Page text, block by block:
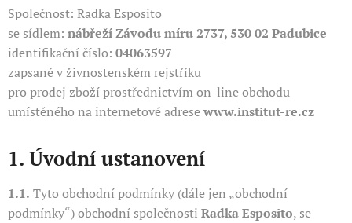
Společnost: Radka Esposito
se sídlem: nábřeží Závodu míru 2737, 530 02 Padubice
identifikační číslo: 04063597
zapsané v živnostenském rejstříku
pro prodej zboží prostřednictvím on-line obchodu
umístěného na internetové adresewww.institut-re.cz
1. Úvodní ustanovení
1.1. Tyto obchodní podmínky (dále jen „obchodní
podmínky“) obchodní společnosti Radka Esposito, se